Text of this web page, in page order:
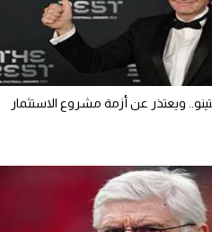
ويعتذر عن أزمة مشروع الاستثمار